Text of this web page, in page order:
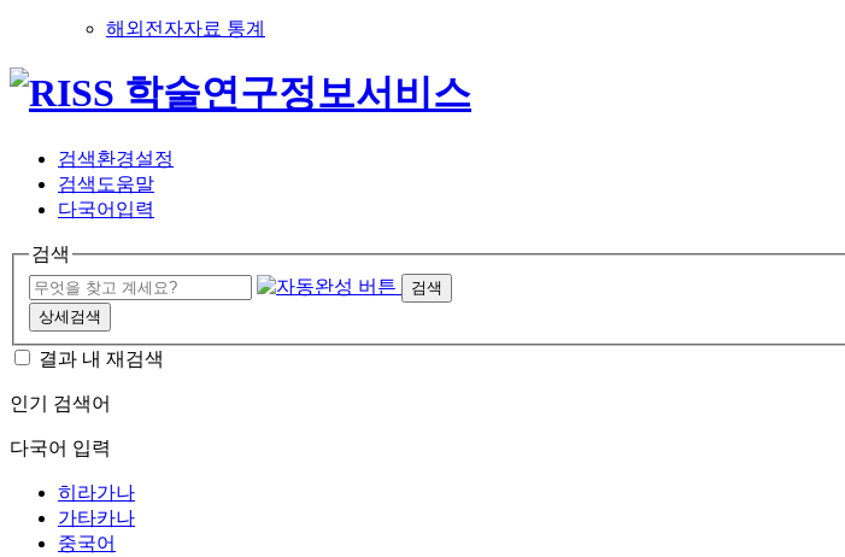
해외전자자료 통계
검색환경설정
검색도움말
다국어입력
검색
검색
상세검색
결과 내 재검색
인기 검색어
다국어 입력
히라가나
가타카나
중국어